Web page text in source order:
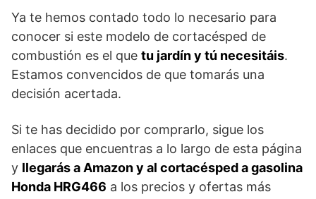
Ya te hemos contado todo lo necesario para
conocer si este modelo de cortacésped de
combustión es el que tu jardín y tú necesitáis.
Estamos convencidos de que tomarás una
decisión acertada.
Si te has decidido por comprarlo, sigue los
enlaces que encuentras a lo largo de esta página
y llegarás a Amazon y al cortacésped a gasolina
Honda HRG466 a los precios y ofertas más